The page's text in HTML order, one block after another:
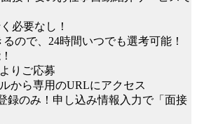
必要なし！
ので、24時間いつでも選考可能！
りご応募
から専用のURLにアクセス
録のみ！申し込み情報入力で「面接